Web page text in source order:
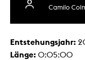
Camilo
Entstehungsjahr:
Länge: 0:05:00